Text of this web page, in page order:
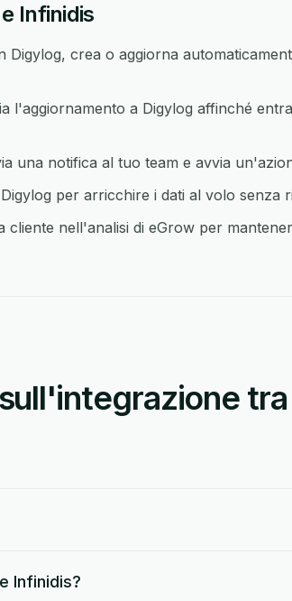
Infinidis
crea o aggiorna
l'aggiornamento a Digylog affinché
una notifica al tuo team e avvia
per arricchire i dati al volo senza
nell'analisi di eGrow per
Infinidis?